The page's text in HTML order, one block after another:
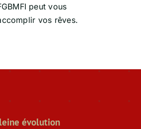
peut vous
vos rêves.
évolution